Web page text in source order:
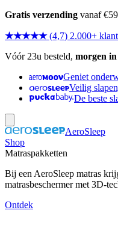
Gratis verzending vanaf €59
★★★★★ (4,7) 2.000+
Vóór 23u besteld, morgen
Geniet
Veilig
De beste
AeroSleep
Shop
Matraspakketten
Bij een AeroSleep matras
matrasbeschermer met 3D-
Ontdek